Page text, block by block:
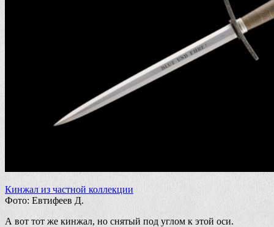
Кинжал из частной коллекции
Фото: Евтифеев Д.
А вот тот же кинжал, но снятый под углом к этой оси.